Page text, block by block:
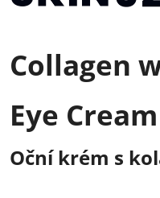
Collagen
Eye Cream
Oční krém s